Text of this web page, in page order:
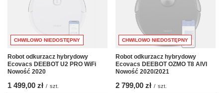
CHWILOWO NIEDOSTĘPNY
Robot odkurzacz hybrydowy
Ecovacs DEEBOT U2 PRO WiFi
Nowość 2020
1 499,00 zł / szt.
CHWILOWO NIEDOSTĘPNY
Robot odkurzacz hybrydowy
Ecovacs DEEBOT OZMO T8 AIVI
Nowość 2020/2021
2 799,00 zł / szt.